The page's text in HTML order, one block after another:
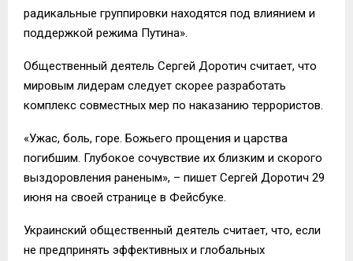
радикальные группировки находятся под влиянием и
поддержкой режима Путина».
Общественный деятель Сергей Доротич считает, что
мировым лидерам следует скорее разработать
комплекс совместных мер по наказанию террористов.
«Ужас, боль, горе. Божьего прощения и царства
погибшим. Глубокое сочувствие их близким и скорого
выздоровления раненым», – пишет Сергей Доротич 29
июня на своей странице в Фейсбуке.
Украинский общественный деятель считает, что, если
не предпринять эффективных и глобальных